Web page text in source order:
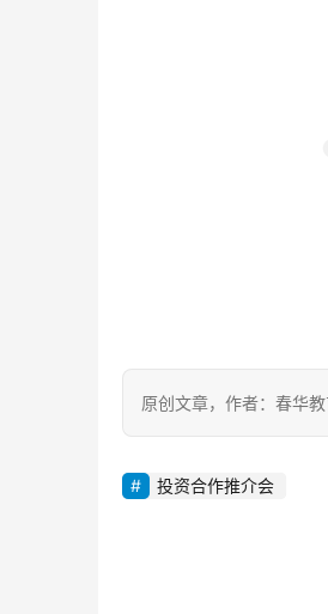
原创文章，作者：春华
投资合作推介会